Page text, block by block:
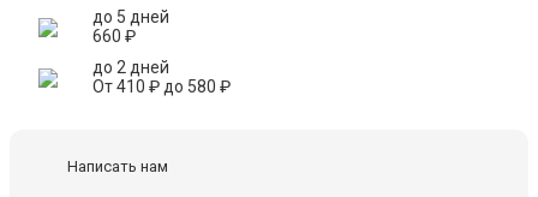
до 5 дней
660 ₽
до 2 дней
От410 ₽до 580 ₽
Написать нам